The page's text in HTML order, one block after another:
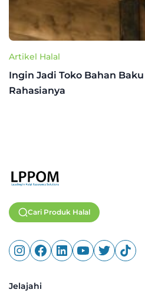
Artikel Halal
Ingin Jadi Toko Bahan
Rahasianya
Cari Produk Halal
Jelajahi